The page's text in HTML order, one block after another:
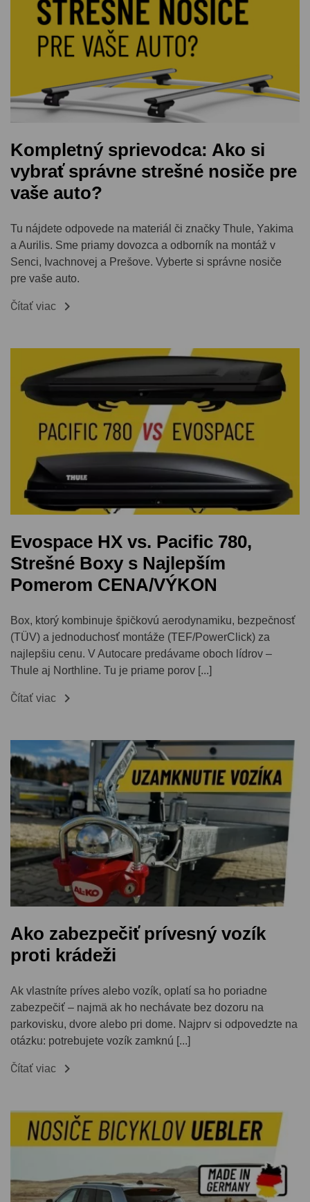
Kompletný sprievodca: Ako si
vybrať správne strešné nosiče pre
vaše auto?
Tu nájdete odpovede na materiál či značky Thule, Yakima
a Aurilis. Sme priamy dovozca a odborník na montáž v
Senci, Ivachnovej a Prešove. Vyberte si správne nosiče
pre vaše auto.
Čítať viac 
Evospace HX vs. Pacific 780,
Strešné Boxy s Najlepším
Pomerom CENA/VÝKON
Box, ktorý kombinuje špičkovú aerodynamiku, bezpečnosť
(TÜV) a jednoduchosť montáže (TEF/PowerClick) za
najlepšiu cenu. V Autocare predávame oboch lídrov –
Thule aj Northline. Tu je priame porov [...]
Čítať viac 
Ako zabezpečiť prívesný vozík
proti krádeži
Ak vlastníte príves alebo vozík, oplatí sa ho poriadne
zabezpečiť – najmä ak ho nechávate bez dozoru na
parkovisku, dvore alebo pri dome. Najprv si odpovedzte na
otázku: potrebujete vozík zamknú [...]
Čítať viac 